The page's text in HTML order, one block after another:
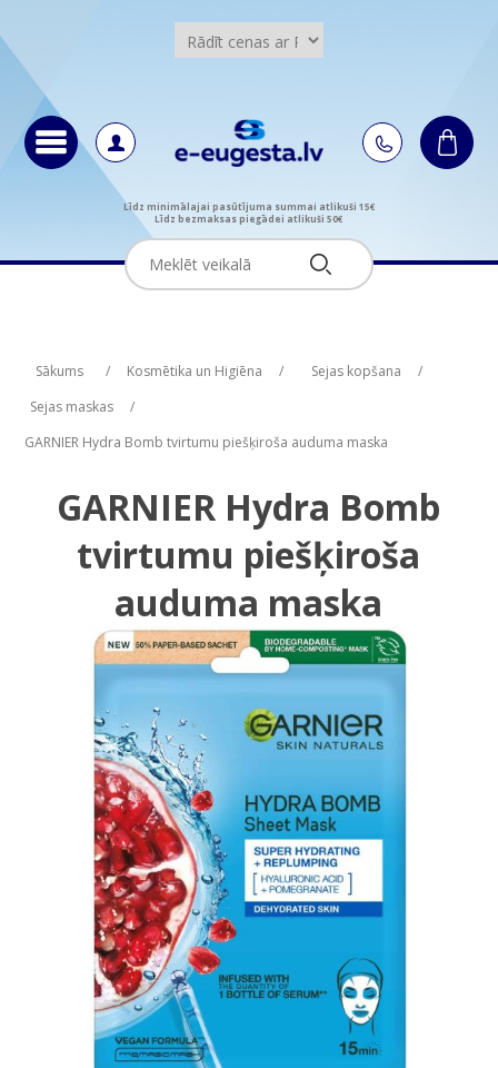
Līdz minimālajai pasūtījuma summai atlikuši 15€
Līdz bezmaksas piegādei atlikuši 50€
Sākums / Kosmētika un Higiēna / Sejas kopšana
/
Sejas maskas
/
GARNIER Hydra Bomb tvirtumu piešķiroša auduma maska
GARNIER Hydra Bomb
tvirtumu piešķiroša
auduma maska